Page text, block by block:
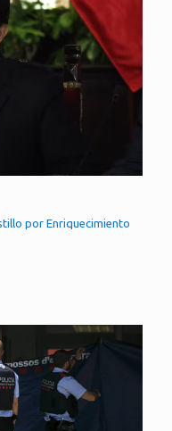
por Enriquecimiento